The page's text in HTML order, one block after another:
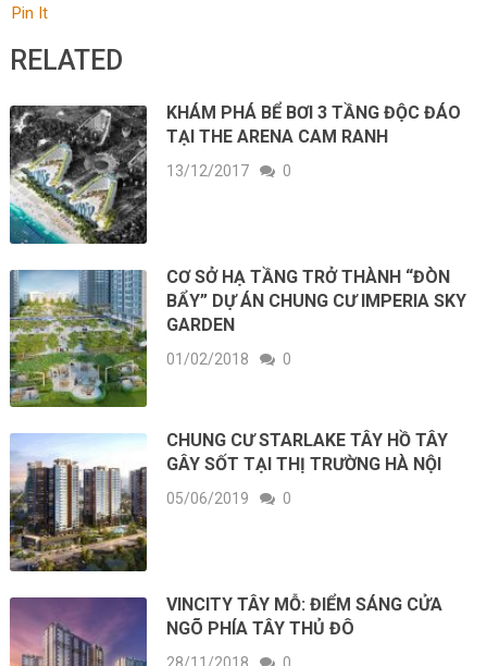
Pin It
RELATED
KHÁM PHÁ BỂ BƠI 3 TẦNG ĐỘC ĐÁO
TẠI THE ARENA CAM RANH
13/12/2017 0
CƠ SỞ HẠ TẦNG TRỞ THÀNH “ĐÒN
BẨY” DỰ ÁN CHUNG CƯ IMPERIA SKY
GARDEN
01/02/2018 0
CHUNG CƯ STARLAKE TÂY HỒ TÂY
GÂY SỐT TẠI THỊ TRƯỜNG HÀ NỘI
05/06/2019 0
VINCITY TÂY MỖ: ĐIỂM SÁNG CỬA
NGÕ PHÍA TÂY THỦ ĐÔ
28/11/2018 0